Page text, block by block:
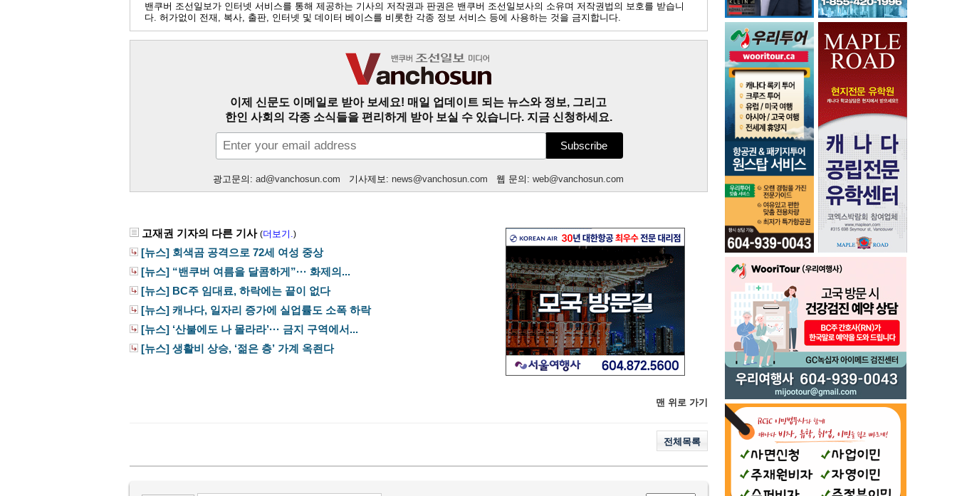
밴쿠버 조선일보가 인터넷 서비스를 통해 제공하는 기사의 저작권과 판권은 밴쿠버 조선일보사의 소유며 저작권법의 보호를 받습니
다. 허가없이 전재, 복사, 출판, 인터넷 및 데이터 베이스를 비롯한 각종 정보 서비스 등에 사용하는 것을 금지합니다.
이제 신문도 이메일로 받아 보세요! 매일 업데이트 되는 뉴스와 정보, 그리고
한인 사회의 각종 소식들을 편리하게 받아 보실 수 있습니다. 지금 신청하세요.
광고문의: ad@vanchosun.com 기사제보: news@vanchosun.com 웹 문의: web@vanchosun.com
고재권 기자의 다른 기사 (더보기.)
[뉴스] 회색곰 공격으로 72세 여성 중상
[뉴스] “밴쿠버 여름을 달콤하게”··· 화제의...
[뉴스] BC주 임대료, 하락에는 끝이 없다
[뉴스] 캐나다, 일자리 증가에 실업률도 소폭 하락
[뉴스] ‘산불에도 나 몰라라’··· 금지 구역에서...
[뉴스] 생활비 상승, ‘젊은 층’ 가계 옥죈다
맨 위로 가기
전체목록